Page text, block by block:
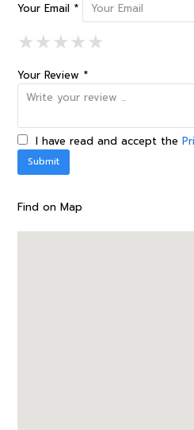
Your Email *
★1 Star
★★2 Stars
★★★3
★★★★4
★★★★★5
Your Review *
I have read and accept the
Find on Map